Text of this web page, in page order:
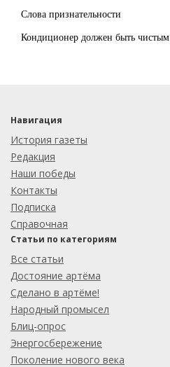
Слова признательности
Кондиционер должен быть чистым
Навигация
История газеты
Редакция
Наши победы
Контакты
Подписка
Справочная
Статьи по категориям
Все статьи
Достояние артёма
Сделано в артёме!
Народный промысел
Блиц-опрос
Энергосбережение
Поколение нового века